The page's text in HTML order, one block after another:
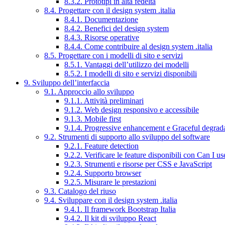
8.4. Progettare con il design system .italia
8.4.1. Documentazione
8.4.2. Benefici del design system
8.4.3. Risorse operative
8.4.4. Come contribuire al design system .italia
8.5. Progettare con i modelli di sito e servizi
8.5.1. Vantaggi dell’utilizzo dei modelli
8.5.2. I modelli di sito e servizi disponibili
9. Sviluppo dell’interfaccia
9.1. Approccio allo sviluppo
9.1.1. Attività preliminari
9.1.2. Web design responsivo e accessibile
9.1.3. Mobile first
9.1.4. Progressive enhancement e Graceful
9.2. Strumenti di supporto allo sviluppo del software
9.2.1. Feature detection
9.2.2. Verificare le feature disponibili con Can I
9.2.3. Strumenti e risorse per CSS e JavaScript
9.2.4. Supporto browser
9.2.5. Misurare le prestazioni
9.3. Catalogo del riuso
9.4. Sviluppare con il design system .italia
9.4.1. Il framework Bootstrap Italia
9.4.2. Il kit di sviluppo React